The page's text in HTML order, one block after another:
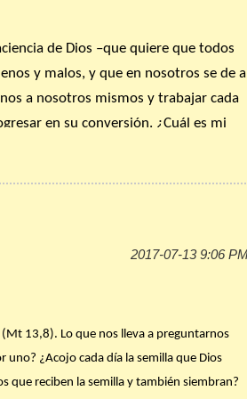
de Dios –que quiere que todos
y malos, y que en nosotros se de a
a nosotros mismos y trabajar cada
en su conversión. ¿Cuál es mi
Recomiendo especialmente
página web (pacrired.org),
domingo. Te invito también a que
(Mt 13,8). Lo que nos lleva a preguntarnos
uno? ¿Acojo cada día la semilla que Dios
que reciben la semilla y también siembran?